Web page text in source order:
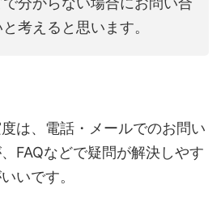
考えると思います。
は、電話・メールでのお問い
FAQなどで疑問が解決しやす
いです。